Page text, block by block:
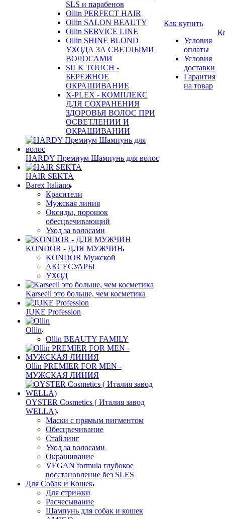
SLS и парабенов
Ollin PERFECT HAIR
Ollin SALON BEAUTY
Ollin SERVICE LINE
Ollin SHINE BLOND
УХОДА ЗА СВЕТЛЫМИ
ВОЛОСАМИ
SILK TOUCH -
БЕРЕЖНОЕ
ОКРАШИВАНИЕ
X-PLEX - КОМПЛЕКС
ДЛЯ СОХРАНЕНИЯ
ЗДОРОВЬЯ ВОЛОС ПРИ
ОСВЕТЛЕНИИ И
ОКРАШИВАНИИ
HARDY Премиум Шампунь для волос
HAIR SEKTA
Barex Italiano
Красители
Мужская линия
Оксиды, порошок
обесцвечивающий
Уход за волосами
KONDOR - ДЛЯ МУЖЧИН
KONDOR Мужской
АКСЕСУАРЫ
УХОД
Karseell это больше, чем косметика
JUKE Profession
Ollin
Ollin BEAUTY FAMILY
Ollin PREMIER FOR MEN -
МУЖСКАЯ ЛИНИЯ
OYSTER Cosmetics ( Италия завод
WELLA)
Маски с прямым пигментом
Обесцвечивание
Стайлинг
Уход за волосами
Окрашивание
VEGAN formula глубокое
восстановление без SLES
Для Собак и Кошек
Для стрижки
Расчесывание
Шампунь для собак и кошек
Как купить
Условия
оплаты
Условия
доставки
Гарантия
на товар